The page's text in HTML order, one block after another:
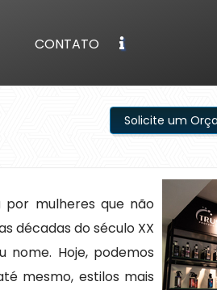
CONTATO
Solicite um
mulheres que não
décadas do século XX
Hoje, podemos
mesmo, estilos mais